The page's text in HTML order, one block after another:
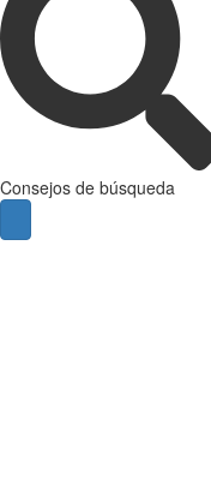
Consejos de búsqueda